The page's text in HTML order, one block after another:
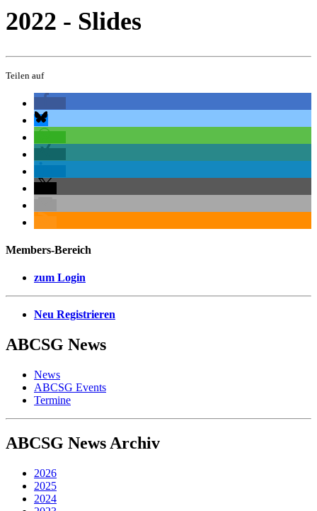
2022 - Slides
Teilen auf
Members-Bereich
zum Login
Neu Registrieren
ABCSG News
News
ABCSG Events
Termine
ABCSG News Archiv
2026
2025
2024